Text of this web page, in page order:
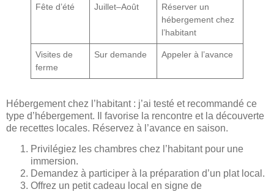
Fête d’été Juillet–Août
Réserver un
hébergement chez
l’habitant
Visites de
ferme
Sur demande Appeler à l’avance
Hébergement chez l’habitant : j’ai testé et recommandé ce
type d’hébergement. Il favorise la rencontre et la découverte
de recettes locales. Réservez à l’avance en saison.
Privilégiez les chambres chez l’habitant pour une
immersion.
Demandez à participer à la préparation d’un plat local.
Offrez un petit cadeau local en signe de